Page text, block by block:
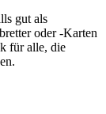
gut als
oder -Karten
für alle, die